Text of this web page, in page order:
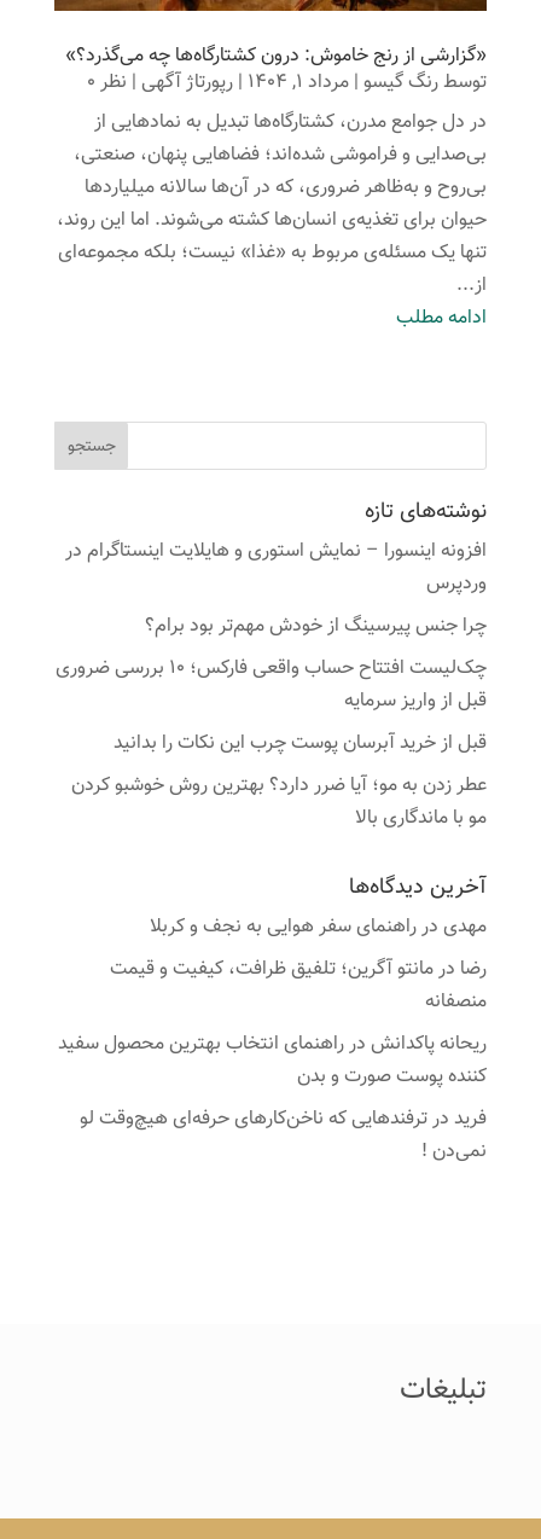
«گزارشی از رنج خاموش: درون کشتارگاه‌ها چه می‌گذرد؟»
توسطرنگ گیسو| مرداد 1, 1404 | رپورتاژ آگهی| نظر 0
در دل جوامع مدرن، کشتارگاه‌ها تبدیل به نمادهایی از
بی‌صدایی و فراموشی شده‌اند؛ فضاهایی پنهان، صنعتی،
بی‌روح و به‌ظاهر ضروری، که در آن‌ها سالانه میلیاردها
حیوان برای تغذیه‌ی انسان‌ها کشته می‌شوند. اما این روند،
تنها یک مسئله‌ی مربوط به «غذا» نیست؛ بلکه مجموعه‌ای
از...
ادامه مطلب
نوشته‌های تازه
افزونه اینسورا – نمایش استوری و هایلایت اینستاگرام در
وردپرس
چرا جنس پیرسینگ از خودش مهم‌تر بود برام؟
چک‌لیست افتتاح حساب واقعی فارکس؛ ۱۰ بررسی ضروری
قبل از واریز سرمایه
قبل از خرید آبرسان پوست چرب این نکات را بدانید
عطر زدن به مو؛ آیا ضرر دارد؟ بهترین روش خوشبو کردن
مو با ماندگاری بالا
آخرین دیدگاه‌ها
مهدیدرراهنمای سفر هوایی به نجف و کربلا
رضا درمانتو آگرین؛ تلفیق ظرافت، کیفیت و قیمت
منصفانه
ریحانه پاکدانشدرراهنمای انتخاب بهترین محصول سفید
کننده پوست صورت و بدن
فریددرترفندهایی که ناخن‌کارهای حرفه‌ای هیچ‌وقت لو
نمی‌دن !
تبلیغات